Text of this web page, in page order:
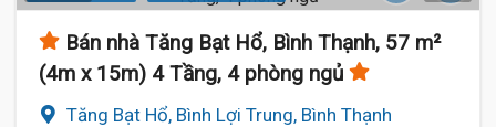
Bán nhà Tăng Bạt Hổ, Bình Thạnh, 57 m²
(4m x 15m) 4 Tầng, 4 phòng ngủ
Tăng Bạt Hổ, Bình Lợi Trung, Bình Thạnh